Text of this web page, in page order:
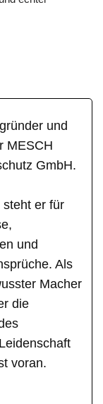
und
MESCH
GmbH.
steht er für
und
Als
Macher
die
voran.